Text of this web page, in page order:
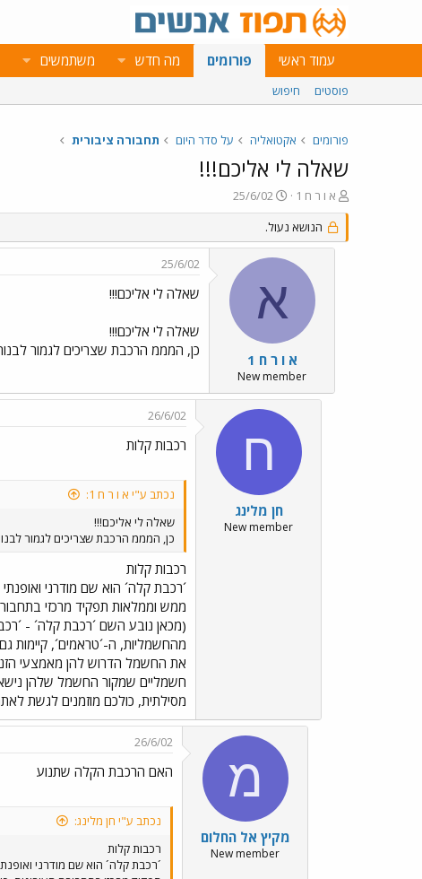
עמוד ראשי פורומים מה חדש משתמשים
פוסטים חיפוש
פורומים אקטואליה על סדר היום תחבורה ציבורית
שאלה לי אליכם!!!
פ
ו
ת
ח
א ו ר ח 1
פ
ו
ר
ס
ם
ת
א
י
ך
25/6/02
הנושא נעול.
א
א ו ר ח 1
New member
25/6/02
שאלה לי אליכם!!!
שאלה לי אליכם!!!
כן, המממ הרכבת שצריכים לגמור לבנותה ב 2010 , הרכבת הקלה, איך היא תיהיה, כמו הרכבות החשמליות בחול?????? מישהו יכול להסביר
ח
חן מלינג
New member
26/6/02
רכבות קלות
נכתב ע"י א ו ר ח 1:
שאלה לי אליכם!!!
כן, המממ הרכבת שצריכים לגמור לבנותה ב 2010 , הרכבת הקלה, איך היא תיהיה, כמו הרכבות החשמליות בחול?????? מישהו יכול להסביר
רכבות קלות
´רכבת קלה´ הוא שם מודרני
ממש וממלאות תפקיד מרכזי
(מכאן נובע השם ´רכבת קלה´ -
מהחשמליות, ה-´טראמים´, קיימות
את החשמל הדרוש להן מאמצעי
חשמליים שמקור החשמל שלהן נישא
מסילתית, כולכם מוזמנים לגשת
מ
מקיץ אל החלום
New member
26/6/02
האם הרכבת הקלה שתנוע
נכתב ע"י חן מלינג:
רכבות קלות
´רכבת קלה´ הוא שם מודרני